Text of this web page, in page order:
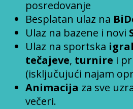
posredovanje
Besplatan ulaz na
Ulaz na bazene i novi
Ulaz na sportska
tečajeve, turnire i
(isključujući najam
Animacija za sve
večeri.